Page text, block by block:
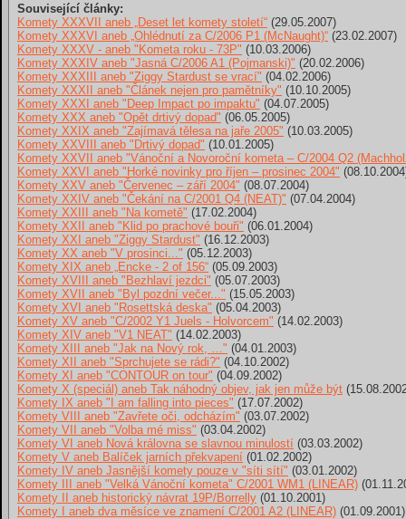
Související články:
Komety XXXVII aneb „Deset let komety století“ (29.05.2007)
Komety XXXVI aneb „Ohlédnutí za C/2006 P1 (McNaught)“ (23.02.2007)
Komety XXXV - aneb "Kometa roku - 73P" (10.03.2006)
Komety XXXIV aneb "Jasná C/2006 A1 (Pojmanski)" (20.02.2006)
Komety XXXIII aneb "Ziggy Stardust se vrací" (04.02.2006)
Komety XXXII aneb "Článek nejen pro pamětníky" (10.10.2005)
Komety XXXI aneb "Deep Impact po impaktu" (04.07.2005)
Komety XXX aneb "Opět drtivý dopad" (06.05.2005)
Komety XXIX aneb "Zajímavá tělesa na jaře 2005" (10.03.2005)
Komety XXVIII aneb "Drtivý dopad" (10.01.2005)
Komety XXVII aneb "Vánoční a Novoroční kometa – C/2004 Q2
Komety XXVI aneb "Horké novinky pro říjen – prosinec 2004"
Komety XXV aneb "Červenec – září 2004" (08.07.2004)
Komety XXIV aneb "Čekání na C/2001 Q4 (NEAT)" (07.04.2004)
Komety XXIII aneb "Na kometě" (17.02.2004)
Komety XXII aneb "Klid po prachové bouři" (06.01.2004)
Komety XXI aneb "Ziggy Stardust" (16.12.2003)
Komety XX aneb "V prosinci..." (05.12.2003)
Komety XIX aneb „Encke - 2 of 156“ (05.09.2003)
Komety XVIII aneb "Bezhlaví jezdci" (05.07.2003)
Komety XVII aneb "Byl pozdní večer..." (15.05.2003)
Komety XVI aneb "Rosettská deska" (05.04.2003)
Komety XV aneb "C/2002 Y1 Juels - Holvorcem" (14.02.2003)
Komety XIV aneb "V1 NEAT" (14.02.2003)
Komety XIII aneb "Jak na Nový rok, …" (04.01.2003)
Komety XII aneb "Sprchujete se rádi?" (04.10.2002)
Komety XI aneb "CONTOUR on tour" (04.09.2002)
Komety X (speciál) aneb Tak náhodný objev, jak jen může být
Komety IX aneb "I am falling into pieces" (17.07.2002)
Komety VIII aneb "Zavřete oči, odcházím" (03.07.2002)
Komety VII aneb "Volba mé miss" (03.04.2002)
Komety VI aneb Nová královna se slavnou minulostí (03.03.2002)
Komety V aneb Balíček jarních překvapení (01.02.2002)
Komety IV aneb Jasnější komety pouze v "síti sítí" (03.01.2002)
Komety III aneb "Velká Vánoční kometa" C/2001 WM1 (LINEAR)
Komety II aneb historický návrat 19P/Borrelly (01.10.2001)
Komety I aneb dva měsíce ve znamení C/2001 A2 (LINEAR) (01.09.2001)